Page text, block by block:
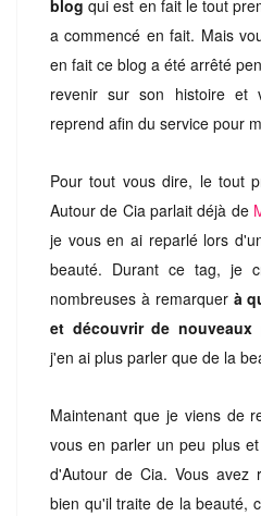
blog qui est en fait le tout
a commencé en fait. Mais
en fait ce blog a été arrêté
revenir sur son histoire et
reprend afin du service pour
Pour tout vous dire, le tout
Autour de Cia parlait déjà de
je vous en ai reparlé lors
beauté. Durant ce tag, je
nombreuses à remarquer à
et découvrir de nouveaux
j'en ai plus parler que de la
Maintenant que je viens de
vous en parler un peu plus
d'Autour de Cia. Vous avez
bien qu'il traite de la beauté,